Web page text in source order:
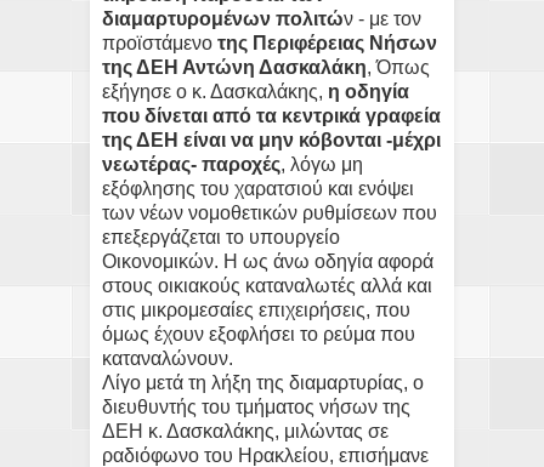
διαμαρτυρομένων πολιτών - με τον
προϊστάμενο της Περιφέρειας Νήσων
της ΔΕΗ Αντώνη Δασκαλάκη, Όπως
εξήγησε ο κ. Δασκαλάκης, η οδηγία
που δίνεται από τα κεντρικά γραφεία
της ΔΕΗ είναι να μην κόβονται -μέχρι
νεωτέρας- παροχές, λόγω μη
εξόφλησης του χαρατσιού και ενόψει
των νέων νομοθετικών ρυθμίσεων που
επεξεργάζεται το υπουργείο
Οικονομικών. Η ως άνω οδηγία αφορά
στους οικιακούς καταναλωτές αλλά και
στις μικρομεσαίες επιχειρήσεις, που
όμως έχουν εξοφλήσει το ρεύμα που
καταναλώνουν.
Λίγο μετά τη λήξη της διαμαρτυρίας, ο
διευθυντής του τμήματος νήσων της
ΔΕΗ κ. Δασκαλάκης, μιλώντας σε
ραδιόφωνο του Ηρακλείου, επισήμανε